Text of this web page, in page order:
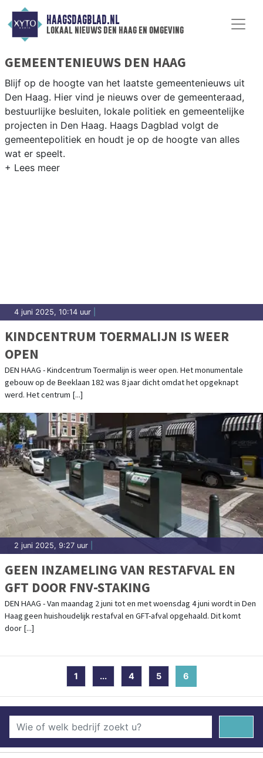
HAAGSDAGBLAD.NL
lokaal nieuws den haag en omgeving
GEMEENTENIEUWS DEN HAAG
Blijf op de hoogte van het laatste gemeentenieuws uit
Den Haag. Hier vind je nieuws over de gemeenteraad,
bestuurlijke besluiten, lokale politiek en gemeentelijke
projecten in Den Haag. Haags Dagblad volgt de
gemeentepolitiek en houdt je op de hoogte van alles
wat er speelt.
4 juni 2025, 10:14 uur
KINDCENTRUM TOERMALIJN IS WEER
OPEN
DEN HAAG - Kindcentrum Toermalijn is weer open. Het monumentale
gebouw op de Beeklaan 182 was 8 jaar dicht omdat het opgeknapt
werd. Het centrum [...]
2 juni 2025, 9:27 uur
GEEN INZAMELING VAN RESTAFVAL EN
GFT DOOR FNV-STAKING
DEN HAAG - Van maandag 2 juni tot en met woensdag 4 juni wordt in Den
Haag geen huishoudelijk restafval en GFT-afval opgehaald. Dit komt
door [...]
1 ... 4 5 6